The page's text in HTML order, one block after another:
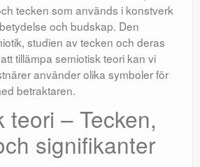
tecken som används i konstverk
och budskap. Den
studien av tecken och deras
tillämpa semiotisk teori kan vi
använder olika symboler för
betraktaren.
teori – Tecken,
signifikanter